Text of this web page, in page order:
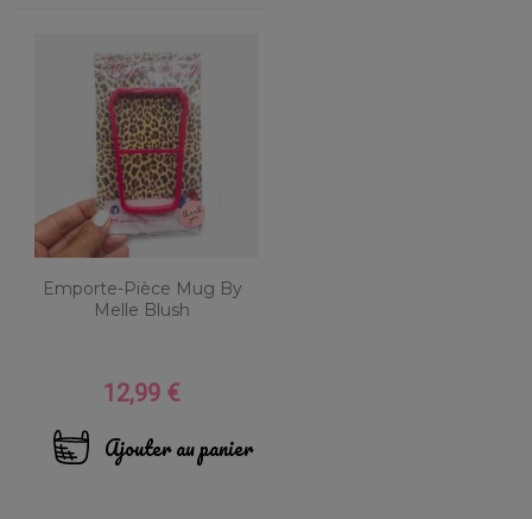
Emporte-Pièce Mug By
Melle Blush
Prix
12,99 €
Ajouter au panier